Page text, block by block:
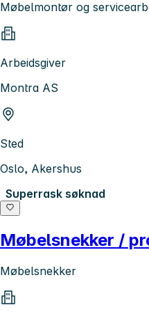
Møbelmontør og
Arbeidsgiver
Montra AS
Sted
Oslo, Akershus
Superrask søknad
Møbelsnekker /
Møbelsnekker